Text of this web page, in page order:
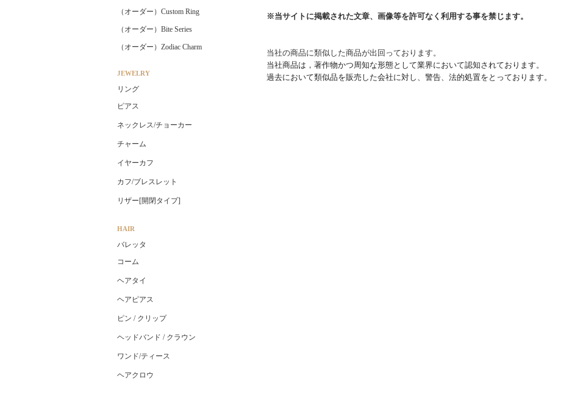
※当サイトに掲載された文章、画像等を許可なく利用する事を禁じます。
当社の商品に類似した商品が出回っております。
当社商品は，著作物かつ周知な形態として業界において認知されております。
過去において類似品を販売した会社に対し、警告、法的処置をとっております。
（オーダー）Custom Ring
（オーダー）Bite Series
（オーダー）Zodiac Charm
JEWELRY
リング
ピアス
ネックレス/チョーカー
チャーム
イヤーカフ
カフ/ブレスレット
リザー[開閉タイプ]
HAIR
バレッタ
コーム
ヘアタイ
ヘアピアス
ピン / クリップ
ヘッドバンド / クラウン
ワンド/ティース
ヘアクロウ